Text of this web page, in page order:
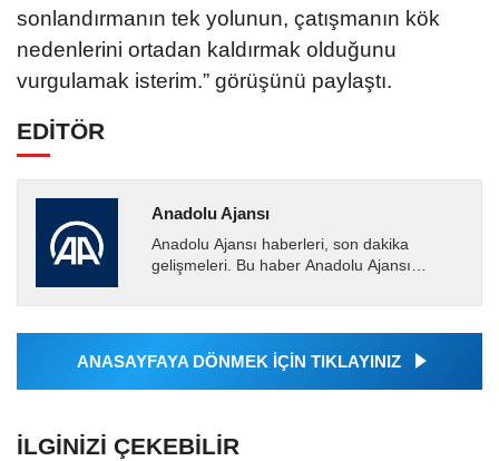
sonlandırmanın tek yolunun, çatışmanın kök
nedenlerini ortadan kaldırmak olduğunu
vurgulamak isterim.” görüşünü paylaştı.
EDİTÖR
Anadolu Ajansı
Anadolu Ajansı haberleri, son dakika
gelişmeleri. Bu haber Anadolu Ajansı
tarafından geçilen tüm...
ANASAYFAYA DÖNMEK İÇİN TIKLAYINIZ
İLGINIZI ÇEKEBILIR